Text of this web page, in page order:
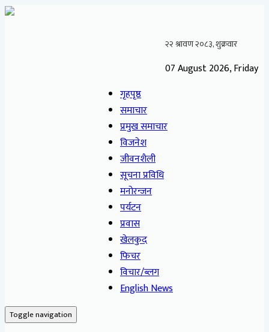
07 August 2026, Friday
गृहपृष्ठ
समाचार
प्रमुख समाचार
विजनेश
जीवनशैली
सूचना प्रविधि
मनोरन्जन
पर्यटन
प्रवास
खेलकुद
फिचर
विचार/ब्लग
English News
Toggle navigation